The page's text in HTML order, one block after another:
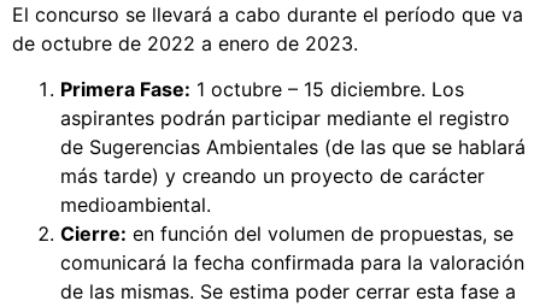
El concurso se llevará a cabo durante el período que va
de octubre de 2022 a enero de 2023.
Primera Fase: 1 octubre – 15 diciembre. Los
aspirantes podrán participar mediante el registro
de Sugerencias Ambientales (de las que se hablará
más tarde) y creando un proyecto de carácter
medioambiental.
Cierre: en función del volumen de propuestas, se
comunicará la fecha confirmada para la valoración
de las mismas. Se estima poder cerrar esta fase a